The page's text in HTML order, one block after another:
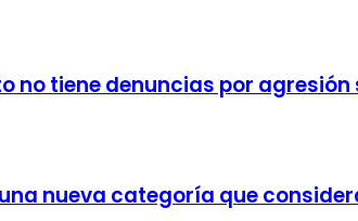
no tiene denuncias por
nueva categoría que